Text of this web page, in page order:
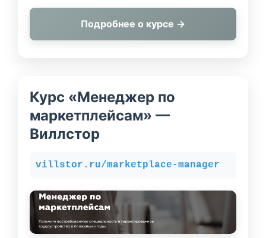
Подробнее о курсе →
Курс «Менеджер по
маркетплейсам» —
Виллстор
villstor.ru/marketplace-manager